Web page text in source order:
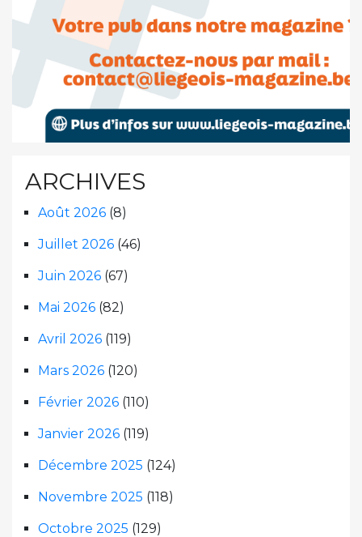
ARCHIVES
Août 2026 (8)
Juillet 2026 (46)
Juin 2026 (67)
Mai 2026 (82)
Avril 2026 (119)
Mars 2026 (120)
Février 2026 (110)
Janvier 2026 (119)
Décembre 2025 (124)
Novembre 2025 (118)
Octobre 2025 (129)